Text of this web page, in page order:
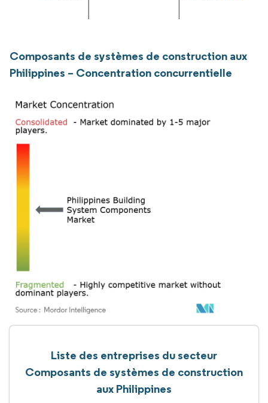
Composants de systèmes de construction aux
Philippines – Concentration concurrentielle
Liste des entreprises du secteur
Composants de systèmes de construction
aux Philippines